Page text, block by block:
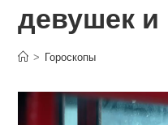
девушек и
> Гороскопы